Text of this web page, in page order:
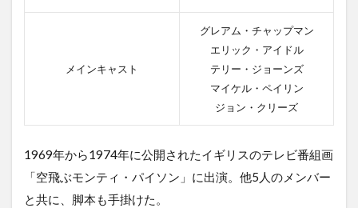
メインキャスト
グレアム・チャップマン
エリック・アイドル
テリー・ジョーンズ
マイケル・ペイリン
ジョン・クリーズ
1969年から1974年に公開されたイギリスのテレビ番組画
「空飛ぶモンティ・パイソン」に出演。他5人のメンバー
と共に、脚本も手掛けた。